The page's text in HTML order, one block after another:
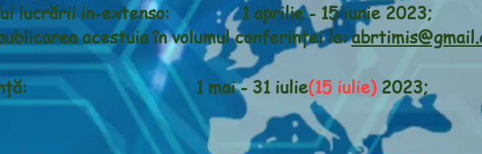
lucrării in-extenso: 1 aprilie - 15 iunie 2023;
acestuia în volumul conferinței la:
1 mai - 31 iulie(15 iulie) 2023;